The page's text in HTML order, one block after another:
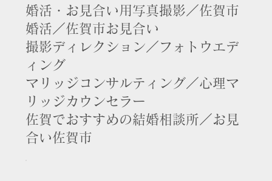
婚活・お見合い用写真撮影 ／佐賀市
婚活 ／佐賀市お見合い
撮影ディレクション ／ フォトウエデ
ィング
マリッジコンサルティング／心理マ
リッジカウンセラー
佐賀でおすすめの結婚相談所／お見
合い佐賀市